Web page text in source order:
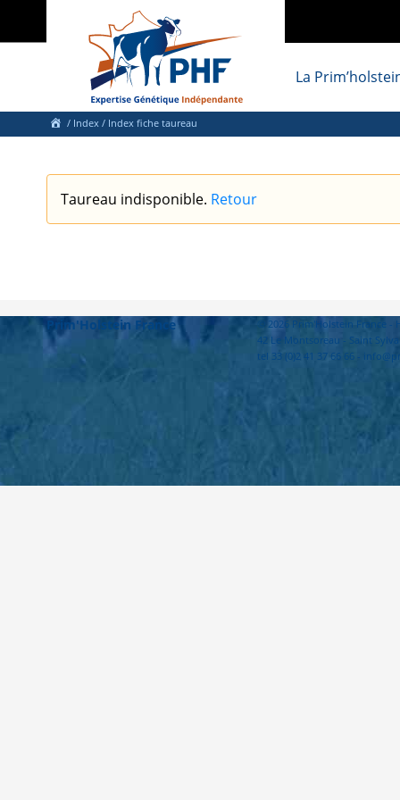
La
/ Index / Index fiche taureau
Taureau indisponible. Retour
Prim'Holstein France © 2026 Prim'Holstein France -
42 Le Montsoreau - Saint
tel 33 (0)2 41 37 66 66 -